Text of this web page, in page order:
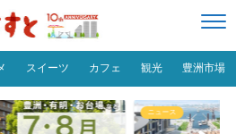
スイーツ カフェ 観光 豊洲市場
ニュース